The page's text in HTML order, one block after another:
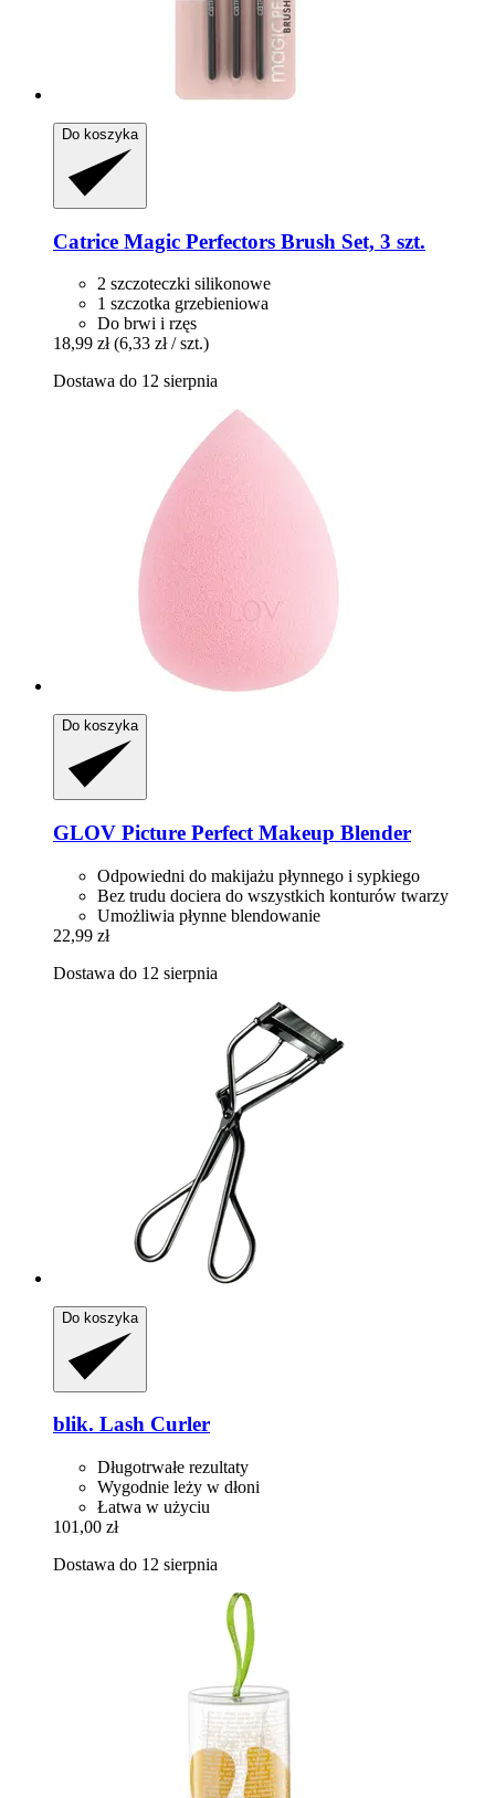
Do koszyka
Catrice Magic Perfectors Brush Set, 3 szt.
2 szczoteczki silikonowe
1 szczotka grzebieniowa
Do brwi i rzęs
18,99 zł (6,33 zł / szt.)
Dostawa do 12 sierpnia
Do koszyka
GLOV Picture Perfect Makeup Blender
Odpowiedni do makijażu płynnego i sypkiego
Bez trudu dociera do wszystkich konturów twarzy
Umożliwia płynne blendowanie
22,99 zł
Dostawa do 12 sierpnia
Do koszyka
blik. Lash Curler
Długotrwałe rezultaty
Wygodnie leży w dłoni
Łatwa w użyciu
101,00 zł
Dostawa do 12 sierpnia